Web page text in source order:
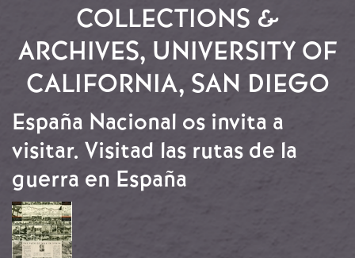
COLLECTIONS &
ARCHIVES, UNIVERSITY OF
CALIFORNIA, SAN DIEGO
España Nacional os invita a
visitar. Visitad las rutas de la
guerra en España
Imatge